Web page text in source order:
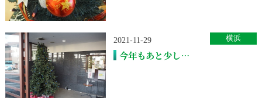
2021-11-29
今年もあと少し…
横浜